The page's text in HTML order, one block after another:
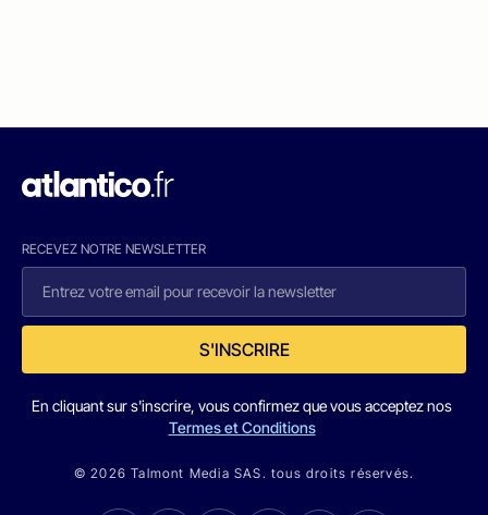
RECEVEZ NOTRE NEWSLETTER
S'INSCRIRE
En cliquant sur s'inscrire, vous confirmez que vous acceptez nos
Termes et Conditions
© 2026 Talmont Media SAS. tous droits réservés.